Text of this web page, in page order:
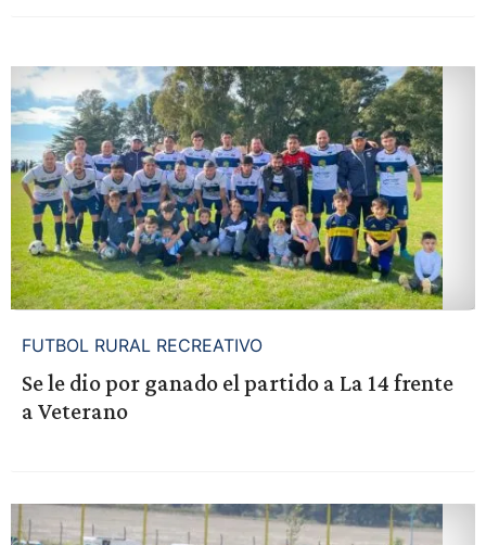
FUTBOL RURAL RECREATIVO
Se le dio por ganado el partido a La 14 frente
a Veterano